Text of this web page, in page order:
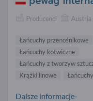
Producenci Austria
Łańcuchy przenośnikowe
Łańcuchy kotwiczne
Łańcuchy z tworzyw
Krążki linowe
Dalsze informacje-